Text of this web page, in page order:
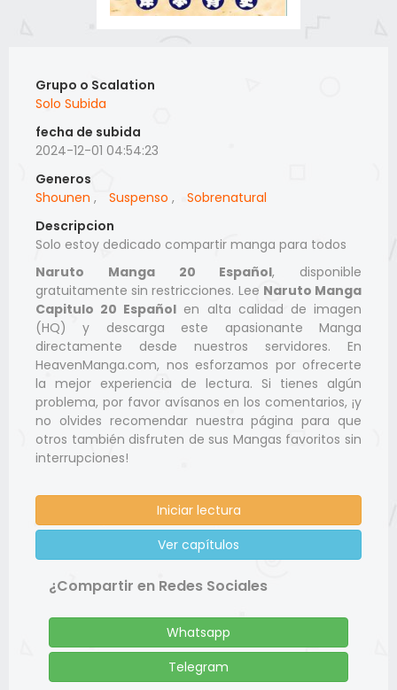
Grupo o Scalation
Solo Subida
fecha de subida
2024-12-01 04:54:23
Generos
Shounen , Suspenso ,
Sobrenatural
Descripcion
Solo estoy dedicado compartir manga para todos
Naruto Manga 20 Español, disponible
gratuitamente sin restricciones. Lee Naruto Manga
Capitulo 20 Español en alta calidad de imagen
(HQ) y descarga este apasionante Manga
directamente desde nuestros servidores. En
HeavenManga.com, nos esforzamos por ofrecerte
la mejor experiencia de lectura. Si tienes algún
problema, por favor avísanos en los comentarios, ¡y
no olvides recomendar nuestra página para que
otros también disfruten de sus Mangas favoritos sin
interrupciones!
Iniciar lectura
Ver capítulos
¿Compartir en Redes Sociales
Whatsapp
Telegram